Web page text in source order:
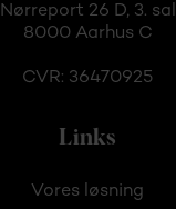
Nørreport 26 D, 3. sal
8000 Aarhus C
CVR: 36470925
Links
Vores løsning